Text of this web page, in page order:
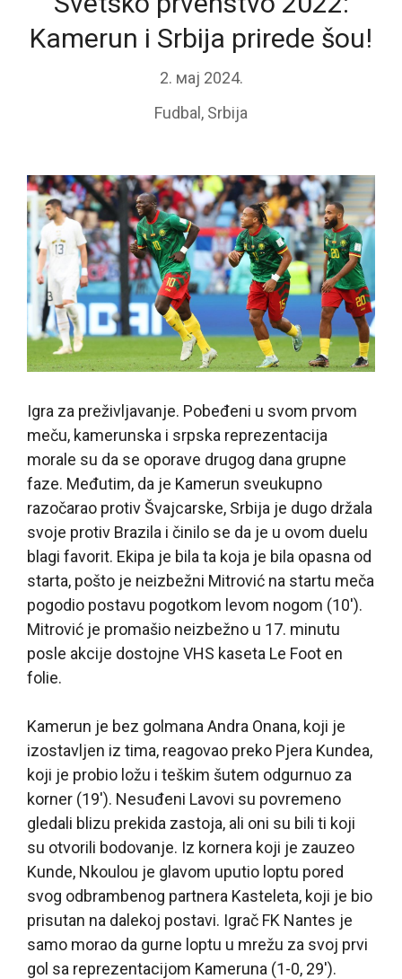
Kamerun i Srbija prirede šou!
2. мај 2024.
Fudbal , Srbija
Igra za preživljavanje. Pobeđeni u svom prvom
meču, kamerunska i srpska reprezentacija
morale su da se oporave drugog dana grupne
faze. Međutim, da je Kamerun sveukupno
razočarao protiv Švajcarske, Srbija je dugo držala
svoje protiv Brazila i činilo se da je u ovom duelu
blagi favorit. Ekipa je bila ta koja je bila opasna od
starta, pošto je neizbežni Mitrović na startu meča
pogodio postavu pogotkom levom nogom (10′).
Mitrović je promašio neizbežno u 17. minutu
posle akcije dostojne VHS kaseta Le Foot en
folie.
Kamerun je bez golmana Andra Onana, koji je
izostavljen iz tima, reagovao preko Pjera Kundea,
koji je probio ložu i teškim šutem odgurnuo za
korner (19′). Nesuđeni Lavovi su povremeno
gledali blizu prekida zastoja, ali oni su bili ti koji
su otvorili bodovanje. Iz kornera koji je zauzeo
Kunde, Nkoulou je glavom uputio loptu pored
svog odbrambenog partnera Kasteleta, koji je bio
prisutan na dalekoj postavi. Igrač FK Nantes je
samo morao da gurne loptu u mrežu za svoj prvi
gol sa reprezentacijom Kameruna (1-0, 29′).